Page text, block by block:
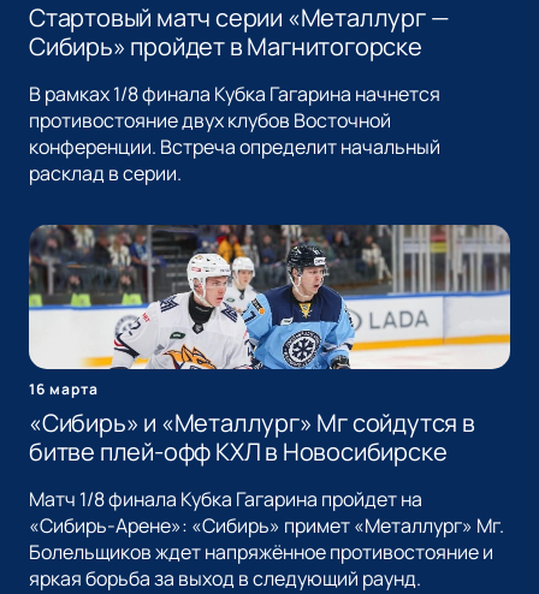
Стартовый матч серии «Металлург —
Сибирь» пройдет в Магнитогорске
В рамках 1/8 финала Кубка Гагарина начнется
противостояние двух клубов Восточной
конференции. Встреча определит начальный
расклад в серии.
16 марта
«Сибирь» и «Металлург» Мг сойдутся в
битве плей-офф КХЛ в Новосибирске
Матч 1/8 финала Кубка Гагарина пройдет на
«Сибирь-Арене»: «Сибирь» примет «Металлург» Мг.
Болельщиков ждет напряжённое противостояние и
яркая борьба за выход в следующий раунд.